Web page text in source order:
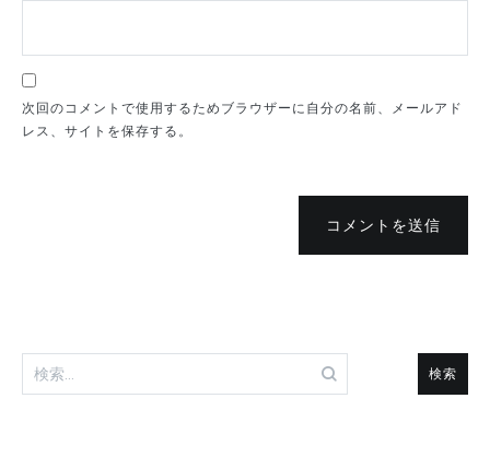
次回のコメントで使用するためブラウザーに自分の名前、メールアド
レス、サイトを保存する。
コメントを送信
検
索: